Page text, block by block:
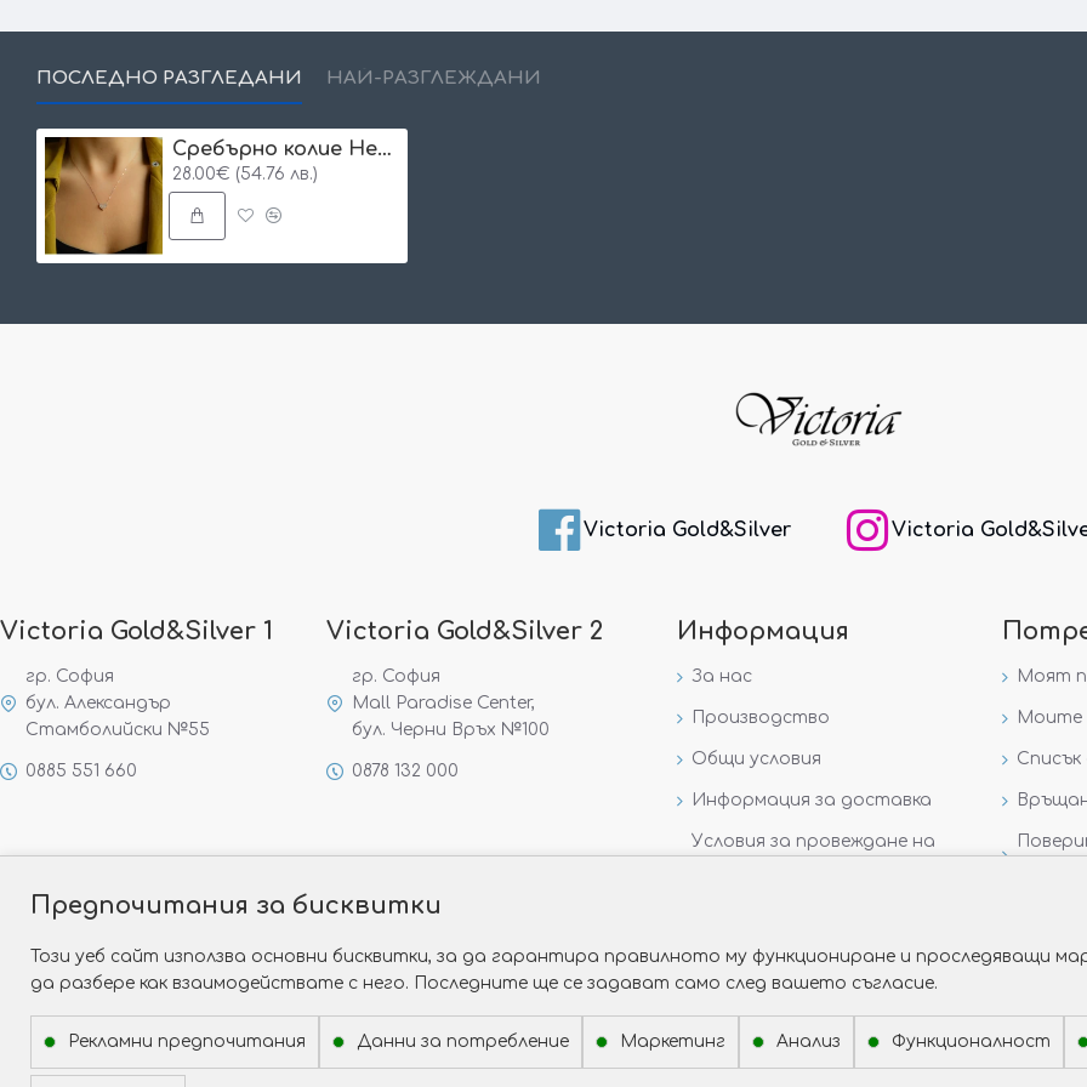
ПОСЛЕДНО РАЗГЛЕДАНИ НАЙ-РАЗГЛЕЖДАНИ
Сребърнo колие Heart Swarovski
28.00€ (54.76 лв.)
Victoria Gold&Silver Victoria
Victoria Gold&Silver 1
гр. София
бул. Александър
Стамболийски №55
0885 551 660
Victoria Gold&Silver 2
гр. София
Mall Paradise Center,
бул. Черни Връх №100
0878 132 000
Информация
За нас
Производство
Общи условия
Информация за доставка
Условия за провеждане на
Моят
Моите
Списък
Предпочитания за бисквитки
Този уеб сайт използва основни бисквитки, за да гарантира правилното му функциониране и проследяващи
да разбере как взаимодействате с него. Последните ще се задават само след вашето съгласие.
Рекламни предпочитания Данни за потребление Маркетинг Анализ Функционалност